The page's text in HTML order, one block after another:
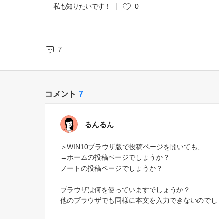
私も知りたいです！ 0
7
コメント 7
るんるん
＞WIN10ブラウザ版で投稿ページを開いても、
→ホームの投稿ページでしょうか？
ノートの投稿ページでしょうか？
ブラウザは何を使っていますでしょうか？
他のブラウザでも同様に本文を入力できないので